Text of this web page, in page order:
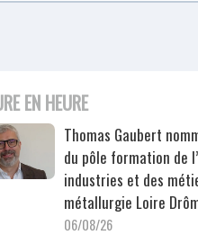
EN HEURE
Thomas Gaubert
du pôle formation de
industries et des
métallurgie Loire
06/08/26